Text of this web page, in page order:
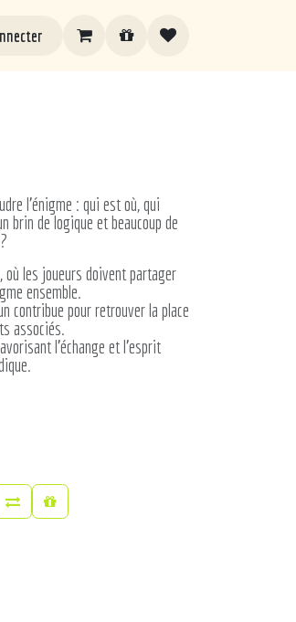
l'énigme : qui est où, qui
brin de logique et beaucoup de
où les joueurs doivent partager
ensemble.
contribue pour retrouver la place
associés.
l’échange et l’esprit